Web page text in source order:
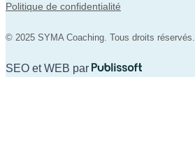
Politique de confidentialité
© 2025 SYMA Coaching. Tous droits réservés.
SEO et WEB par